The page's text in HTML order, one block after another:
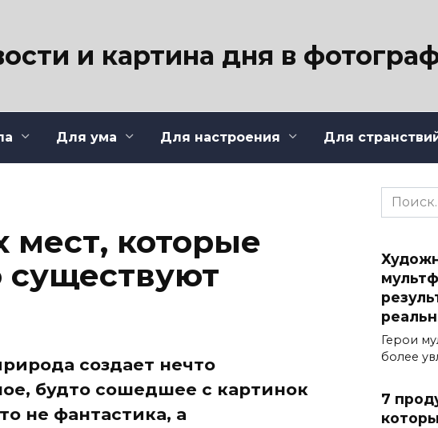
и картина дня в
Для ума Для настроения Для
мест, которые
существуют
создает нечто
будто сошедшее с картинок
не фантастика, а
Search
for:
Герои
более
7